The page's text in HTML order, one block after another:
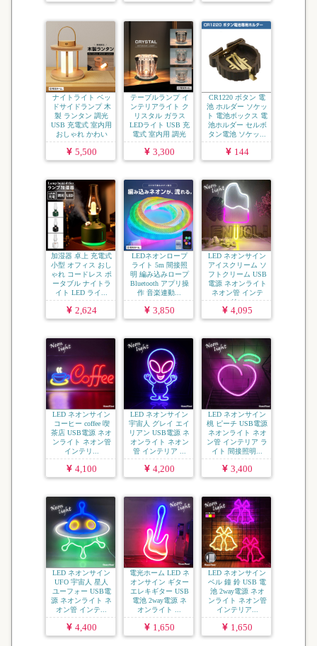
ナイトライト ベッ
ドサイドランプ 木
製 ランタン 調光
USB 充電式 室内用
おしゃれ かわい
い...
5,500
テーブルランプ イ
ンテリアライト ク
リスタル ガラス
LEDライト USB 充
電式 室内用 調光
...
3,300
CR1220 ボタン 電
池 ホルダー ソケッ
ト 電池ボックス 電
池ホルダー セルボ
タン電池 ソケッ...
144
加湿器 卓上 充電式
小型 オフィス おし
ゃれ コードレス ポ
ータブル ナイトラ
イト LED ライ...
2,624
LEDネオンロープ
ライト 5m 間接照
明 編み込みロープ
Bluetooth アプリ操
作 音楽連動...
3,850
LED ネオンサイン
アイスクリーム ソ
フトクリーム USB
電源 ネオンライト
ネオン管 インテ
リ...
4,095
LED ネオンサイン
コーヒー coffee 喫
茶店 USB電源 ネオ
ンライト ネオン管
インテリ...
4,100
LED ネオンサイン
宇宙人 グレイ エイ
リアン USB電源 ネ
オンライト ネオン
管 インテリア ...
4,200
LED ネオンサイン
桃 ピーチ USB電源
ネオンライト ネオ
ン管 インテリア ラ
イト 間接照明...
3,400
LED ネオンサイン
UFO 宇宙人 星人
ユーフォー USB電
源 ネオンライト ネ
オン管 インテ...
4,400
電光ホーム LED ネ
オンサイン ギター
エレキギター USB
電池 2way電源 ネ
オンライト ...
1,650
LED ネオンサイン
ベル 鐘 鈴 USB 電
池 2way電源 ネオ
ンライト ネオン管
インテリア...
1,650